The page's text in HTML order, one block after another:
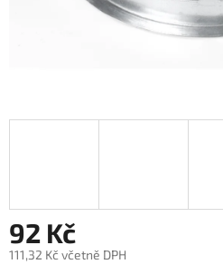
92 Kč
111,32 Kč včetně DPH